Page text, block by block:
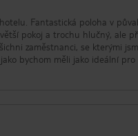
Fantastická poloha v
pokoj a trochu hlučný, ale
zaměstnanci, se kterými
bychom měli jako ideální pro